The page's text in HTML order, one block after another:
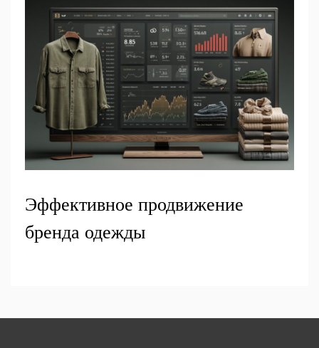
Эффективное продвижение
бренда одежды